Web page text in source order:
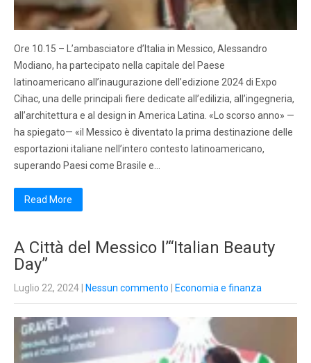
Ore 10.15 – L’ambasciatore d’Italia in Messico, Alessandro
Modiano, ha partecipato nella capitale del Paese
latinoamericano all’inaugurazione dell’edizione 2024 di Expo
Cihac, una delle principali fiere dedicate all’edilizia, all’ingegneria,
all’architettura e al design in America Latina. «Lo scorso anno» —
ha spiegato— «il Messico è diventato la prima destinazione delle
esportazioni italiane nell’intero contesto latinoamericano,
superando Paesi come Brasile e…
Read More
A Città del Messico l’“Italian Beauty
Day”
Luglio 22, 2024 Nessun commento Economia e finanza